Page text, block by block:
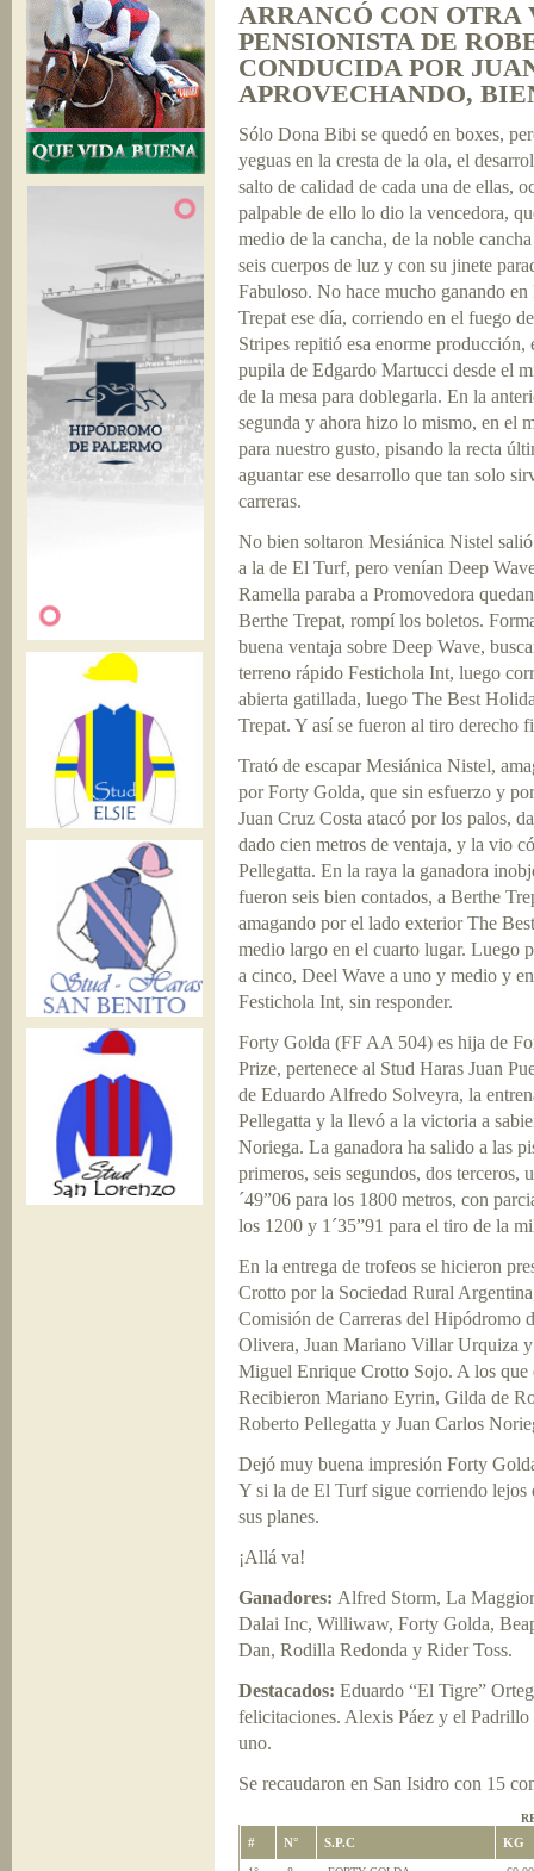
ARRANCÓ CON
PENSIONISTA DE
CONDUCIDA POR
APROVECHANDO,
Sólo Dona Bibi se quedó en boxes,
yeguas en la cresta de la ola, el
salto de calidad de cada una de ellas,
palpable de ello lo dio la vencedora,
medio de la cancha, de la noble
seis cuerpos de luz y con su jinete
Fabuloso. No hace mucho ganando
Trepat ese día, corriendo en el fuego
Stripes repitió esa enorme
pupila de Edgardo Martucci desde el
de la mesa para doblegarla. En la
segunda y ahora hizo lo mismo, en el
para nuestro gusto, pisando la recta
aguantar ese desarrollo que tan solo
carreras.
No bien soltaron Mesiánica Nistel
a la de El Turf, pero venían Deep
Ramella paraba a Promovedora
Berthe Trepat, rompí los boletos.
buena ventaja sobre Deep Wave,
terreno rápido Festichola Int, luego
abierta gatillada, luego The Best
Trepat. Y así se fueron al tiro derecho
Trató de escapar Mesiánica Nistel,
por Forty Golda, que sin esfuerzo y
Juan Cruz Costa atacó por los palos,
dado cien metros de ventaja, y la vio
Pellegatta. En la raya la ganadora
fueron seis bien contados, a Berthe
amagando por el lado exterior The
medio largo en el cuarto lugar. Luego
a cinco, Deel Wave a uno y medio y
Festichola Int, sin responder.
Forty Golda (FF AA 504) es hija de
Prize, pertenece al Stud Haras Juan
de Eduardo Alfredo Solveyra, la
Pellegatta y la llevó a la victoria a
Noriega. La ganadora ha salido a las
primeros, seis segundos, dos
´49”06 para los 1800 metros, con
los 1200 y 1´35”91 para el tiro de la
En la entrega de trofeos se hicieron
Crotto por la Sociedad Rural
Comisión de Carreras del Hipódromo
Olivera, Juan Mariano Villar Urquiza
Miguel Enrique Crotto Sojo. A los que
Recibieron Mariano Eyrin, Gilda de
Roberto Pellegatta y Juan Carlos
Dejó muy buena impresión Forty
Y si la de El Turf sigue corriendo lejos
sus planes.
¡Allá va!
Ganadores: Alfred Storm, La
Dalai Inc, Williwaw, Forty Golda,
Dan, Rodilla Redonda y Rider Toss.
Destacados: Eduardo “El Tigre”
felicitaciones. Alexis Páez y el
uno.
Se recaudaron en San Isidro con 15
# N° S.P.C KG